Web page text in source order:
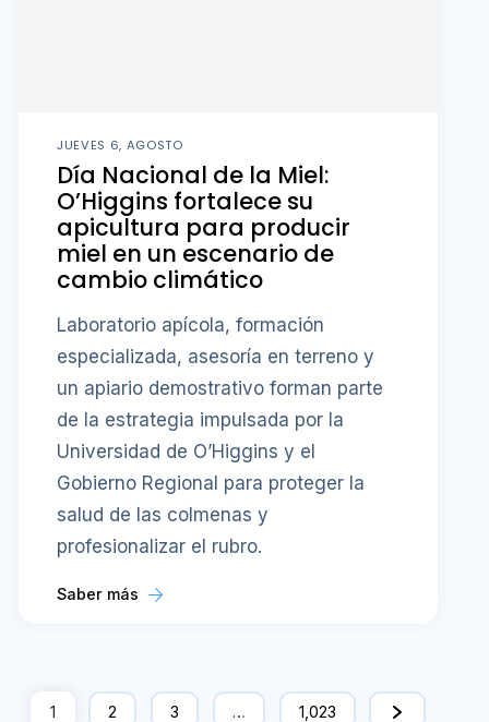
JUEVES 6, AGOSTO
Día Nacional de la Miel:
O’Higgins fortalece su
apicultura para producir
miel en un escenario de
cambio climático
Laboratorio apícola, formación
especializada, asesoría en terreno y
un apiario demostrativo forman parte
de la estrategia impulsada por la
Universidad de O’Higgins y el
Gobierno Regional para proteger la
salud de las colmenas y
profesionalizar el rubro.
Saber más
1 2 3 … 1,023